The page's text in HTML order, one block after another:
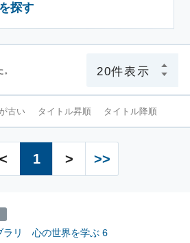
探す
古い タイトル昇順 タイトル降順
< 1 > >>
ラリ 心の世界を学ぶ 6